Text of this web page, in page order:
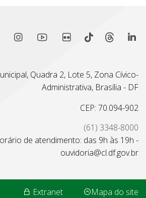
Quadra 2, Lote 5, Zona Cívico-
Administrativa, Brasília - DF
CEP: 70.094-902
(61) 3348-8000
de atendimento: das 9h às 19h -
ouvidoria@cl.df.gov.br
Extranet Mapa do site